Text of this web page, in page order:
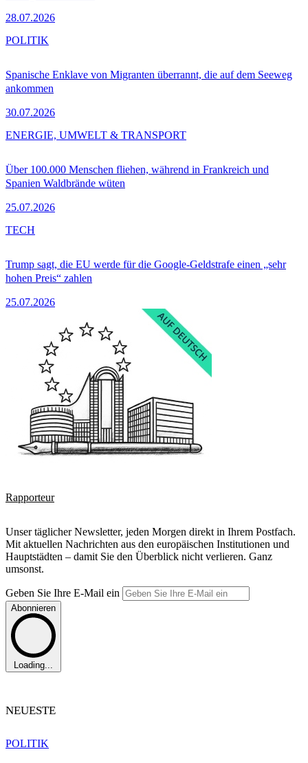
28.07.2026
Spanische Enklave von Migranten überrannt, die auf dem Seeweg
ankommen
30.07.2026
POLITIK
Über 100.000 Menschen fliehen, während in Frankreich und
Spanien Waldbrände wüten
25.07.2026
ENERGIE, UMWELT & TRANSPORT
Trump sagt, die EU werde für die Google-Geldstrafe einen „sehr
hohen Preis“ zahlen
25.07.2026
TECH
Rapporteur
Unser täglicher Newsletter, jeden Morgen direkt in Ihrem Postfach.
Mit aktuellen Nachrichten aus den europäischen Institutionen und
Hauptstädten – damit Sie den Überblick nicht verlieren. Ganz
umsonst.
Geben Sie Ihre E-Mail ein
Abonnieren
Loading...
NEUESTE
POLITIK